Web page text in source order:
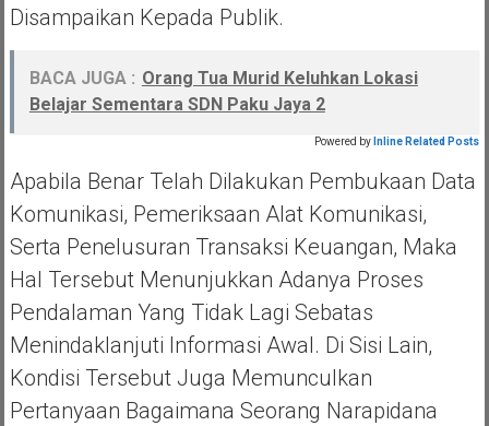
Disampaikan Kepada Publik.
BACA JUGA : Orang Tua Murid Keluhkan Lokasi
Belajar Sementara SDN Paku Jaya 2
Powered by Inline Related Posts
Apabila Benar Telah Dilakukan Pembukaan Data
Komunikasi, Pemeriksaan Alat Komunikasi,
Serta Penelusuran Transaksi Keuangan, Maka
Hal Tersebut Menunjukkan Adanya Proses
Pendalaman Yang Tidak Lagi Sebatas
Menindaklanjuti Informasi Awal. Di Sisi Lain,
Kondisi Tersebut Juga Memunculkan
Pertanyaan Bagaimana Seorang Narapidana